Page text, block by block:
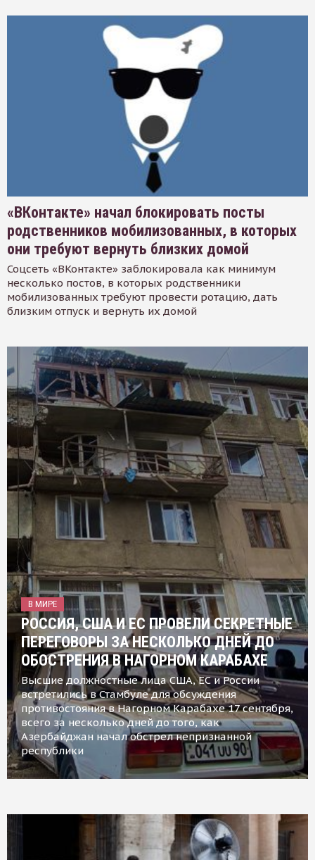
«ВКонтакте» начал блокировать посты
родственников мобилизованных, в которых
они требуют вернуть близких домой
Соцсеть «ВКонтакте» заблокировала как минимум
несколько постов, в которых родственники
мобилизованных требуют провести ротацию, дать
близким отпуск и вернуть их домой
В МИРЕ
РОССИЯ, США И ЕС ПРОВЕЛИ СЕКРЕТНЫЕ
ПЕРЕГОВОРЫ ЗА НЕСКОЛЬКО ДНЕЙ ДО
ОБОСТРЕНИЯ В НАГОРНОМ КАРАБАХЕ
Высшие должностные лица США, ЕС и России
встретились в Стамбуле для обсуждения
противостояния в Нагорном Карабахе 17 сентября,
всего за несколько дней до того, как
Азербайджан начал обстрел непризнанной
республики